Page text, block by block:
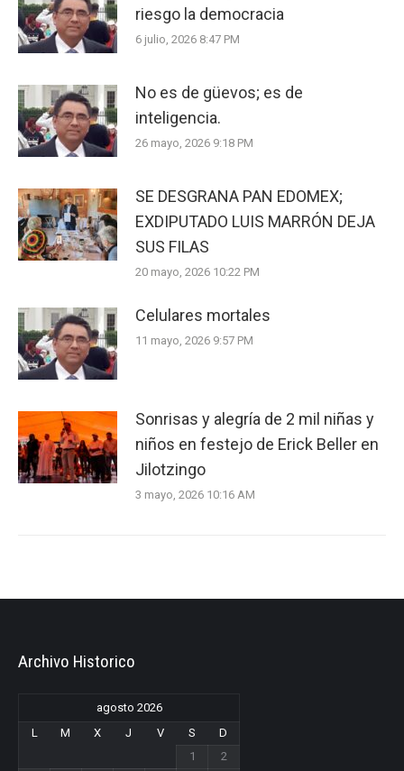
riesgo la democracia
6 julio, 2026 8:47 PM
No es de güevos; es de
inteligencia.
26 mayo, 2026 9:18 PM
SE DESGRANA PAN EDOMEX;
EXDIPUTADO LUIS MARRÓN DEJA
SUS FILAS
20 mayo, 2026 10:22 PM
Celulares mortales
11 mayo, 2026 9:57 PM
Sonrisas y alegría de 2 mil niñas y
niños en festejo de Erick Beller en
Jilotzingo
3 mayo, 2026 10:16 AM
Archivo Historico
agosto 2026
L
M X J V S
D
1
2